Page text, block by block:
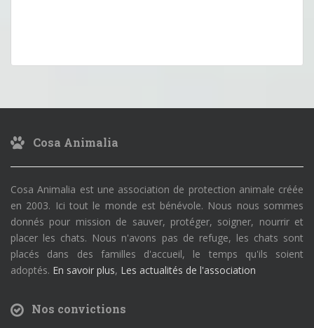
Cosa Animalia
Cosa Animalia est une association de protection animale créée
en 2003. Ici tout le monde est bénévole. Nous nous sommes
donnés pour mission de sauver, protéger, soigner, nourrir et
placer les chats. Nous n'avons pas de refuge, les chats sont
placés dans des familles d'accueil, le temps qu'ils soient
adoptés. En savoir plus, Les actualités de l'association
Nos convictions